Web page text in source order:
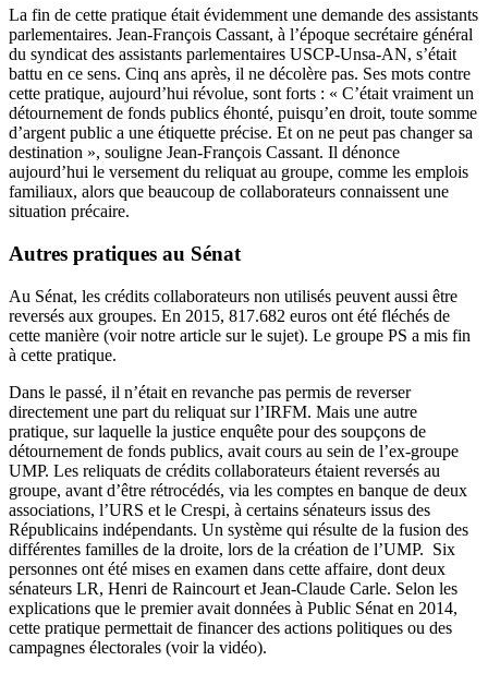
La fin de cette pratique était évidemment une demande des assistants
parlementaires. Jean-François Cassant, à l’époque secrétaire général
du syndicat des assistants parlementaires USCP-Unsa-AN, s’était
battu en ce sens. Cinq ans après, il ne décolère pas. Ses mots contre
cette pratique, aujourd’hui révolue, sont forts : « C’était vraiment un
détournement de fonds publics éhonté, puisqu’en droit, toute somme
d’argent public a une étiquette précise. Et on ne peut pas changer sa
destination », souligne Jean-François Cassant. Il dénonce
aujourd’hui le versement du reliquat au groupe, comme les emplois
familiaux, alors que beaucoup de collaborateurs connaissent une
situation précaire.
Autres pratiques au Sénat
Au Sénat, les crédits collaborateurs non utilisés peuvent aussi être
reversés aux groupes. En 2015, 817.682 euros ont été fléchés de
cette manière (voir notre article sur le sujet). Le groupe PS a mis fin
à cette pratique.
Dans le passé, il n’était en revanche pas permis de reverser
directement une part du reliquat sur l’IRFM. Mais une autre
pratique, sur laquelle la justice enquête pour des soupçons de
détournement de fonds publics, avait cours au sein de l’ex-groupe
UMP. Les reliquats de crédits collaborateurs étaient reversés au
groupe, avant d’être rétrocédés, via les comptes en banque de deux
associations, l’URS et le Crespi, à certains sénateurs issus des
Républicains indépendants. Un système qui résulte de la fusion des
différentes familles de la droite, lors de la création de l’UMP. Six
personnes ont été mises en examen dans cette affaire, dont deux
sénateurs LR, Henri de Raincourt et Jean-Claude Carle. Selon les
explications que le premier avait données à Public Sénat en 2014,
cette pratique permettait de financer des actions politiques ou des
campagnes électorales (voir la vidéo).